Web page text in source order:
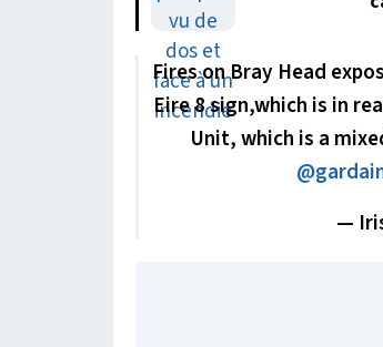
Fires on Bray Head
Eire 8 sign,which is in
Unit, which is a
—